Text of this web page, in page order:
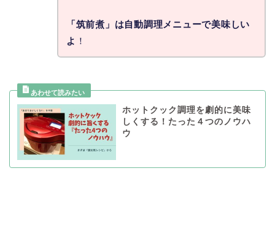
「筑前煮」は自動調理メニューで美味しい
よ ！
ホットクック調理を劇的に美味
しくする！たった４つのノウハ
ウ